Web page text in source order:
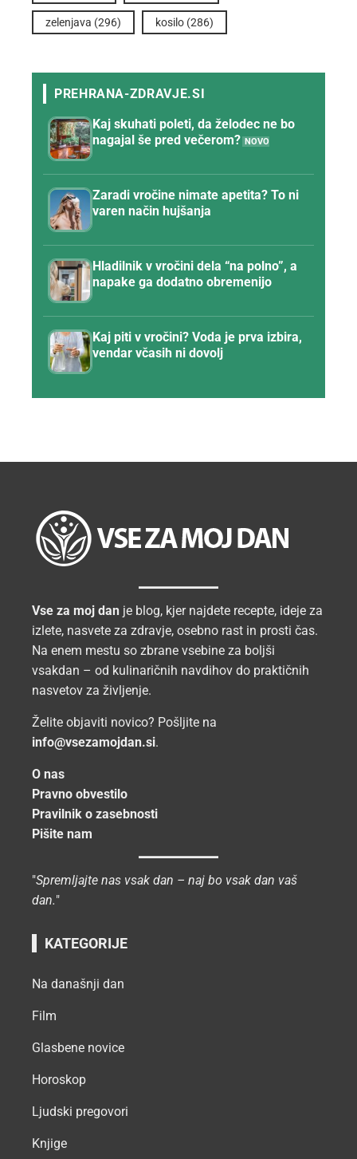
zelenjava (296) kosilo (286)
Kaj skuhati poleti, da želodec ne bo
nagajal še pred večerom?
Zaradi vročine nimate apetita? To ni
varen način hujšanja
Hladilnik v vročini dela “na polno”, a
napake ga dodatno obremenijo
Kaj piti v vročini? Voda je prva izbira,
vendar včasih ni dovolj
Vse za moj dan je blog, kjer najdete recepte, ideje za
izlete, nasvete za zdravje, osebno rast in prosti čas.
Na enem mestu so zbrane vsebine za boljši
vsakdan – od kulinaričnih navdihov do praktičnih
nasvetov za življenje.
Želite objaviti novico? Pošljite na
info@vsezamojdan.si.
O nas
Pravno obvestilo
Pravilnik o zasebnosti
Pišite nam
"Spremljajte nas vsak dan – naj bo vsak dan vaš
dan."
KATEGORIJE
Na današnji dan
Film
Glasbene novice
Horoskop
Ljudski pregovori
Knjige